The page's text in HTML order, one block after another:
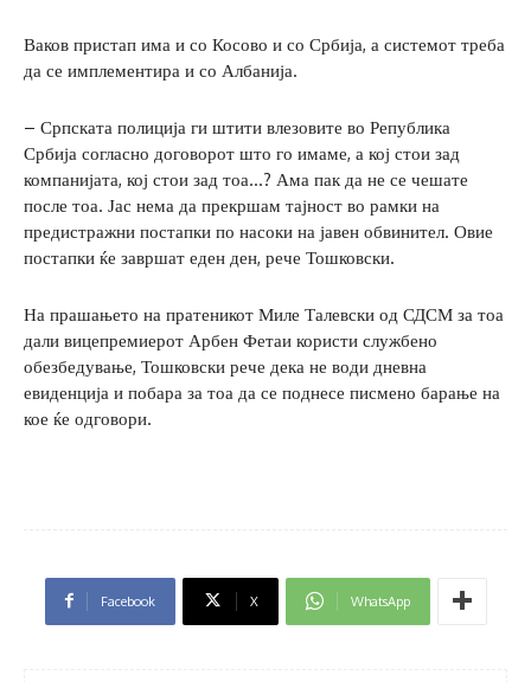
Ваков пристап има и со Косово и со Србија, а системот треба
да се имплементира и со Албанија.
– Српската полиција ги штити влезовите во Република
Србија согласно договорот што го имаме, а кој стои зад
компанијата, кој стои зад тоа…? Ама пак да не се чешате
после тоа. Јас нема да прекршам тајност во рамки на
предистражни постапки по насоки на јавен обвинител. Овие
постапки ќе завршат еден ден, рече Тошковски.
На прашањето на пратеникот Миле Талевски од СДСМ за тоа
дали вицепремиерот Арбен Фетаи користи службено
обезбедување, Тошковски рече дека не води дневна
евиденција и побара за тоа да се поднесе писмено барање на
кое ќе одговори.
Facebook X WhatsApp